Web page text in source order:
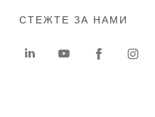
СТЕЖТЕ ЗА НАМИ